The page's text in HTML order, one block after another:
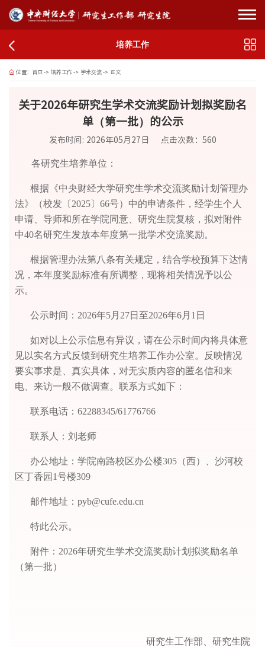
培养工作
位置： 首页-> 培养工作-> 学术交流-> 正文
关于2026年研究生学术交流奖励计划拟奖励名
单（第一批）的公示
发布时间: 2026年05月27日 点击次数： 560
各研究生培养单位：
根据《中央财经大学研究生学术交流奖励计划管理办
法》（校发〔 2025〕66号）中的申请条件，经学生个人
申请、导师和所在学院同意、研究生院复核，拟对附件
中40名研究生发放本年度第一批学术交流奖励。
根据管理办法第八条有关规定，结合学校预算下达情
况 ， 本年度奖励标准有所调整，现将相关情况予以公
示。
公示时间： 2026年5月27日至2026年6月 1 日
如对以上公示信息有异议，请在公示时间内将具体意
见以实名方式反馈到研究生培养工作办公室。反映情况
要实事求是、真实具体，对无实质内容的匿名信和来
电、来访一般不做调查。联系方式如下：
联系电话： 62288345/61776766
联系人：刘老师
办公地址：学院南路校区办公楼305（西）、沙河校
区丁香园1号楼309
邮件地址： pyb@cufe.edu.cn
特此公示。
附件： 2026年研究生学术交流奖励计划拟奖励名单
（第一批）
研究生工作部、研究生院